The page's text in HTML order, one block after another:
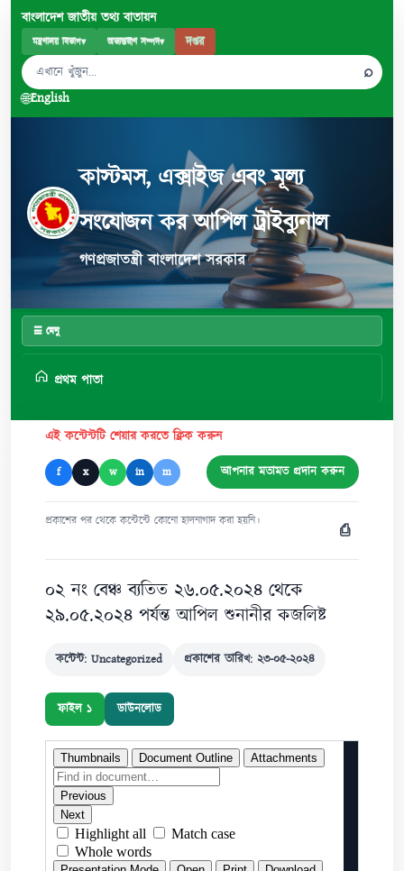
বাংলাদেশ জাতীয় তথ্য বাতায়ন
মন্ত্রণালয় বিভাগ▾ অভ্যন্তরীণ সম্পদ▾ দপ্তর
⌕
🌐English
কাস্টমস, এক্সাইজ এবং মূল্য
সংযোজন কর আপিল ট্রাইব্যুনাল
গণপ্রজাতন্ত্রী বাংলাদেশ সরকার
☰ মেনু
প্রথম পাতা
এই কন্টেন্টটি শেয়ার করতে ক্লিক করুন
f x w in m আপনার মতামত প্রদান করুন
প্রকাশের পর থেকে কন্টেন্টে কোনো হালনাগাদ করা হয়নি। ⎙
০২ নং বেঞ্চ ব্যতিত ২৬.০৫.২০২৪ থেকে
২৯.০৫.২০২৪ পর্যন্ত আপিল শুনানীর কজলিষ্ট
কন্টেন্ট: Uncategorized প্রকাশের তারিখ: ২৩-০৫-২০২৪
ফাইল ১ ডাউনলোড